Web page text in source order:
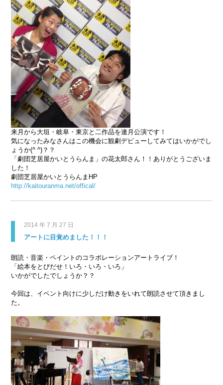
来月から大垣・岐阜・東京と二作品を連月公演です！
気になったみなさんはこの機会に観劇デビューしてみてはいかがでし
ょうか(^ ^)？？
「劇団芝居屋かいとうらんま」の花太郎さん！！ありがとうございま
した！
劇団芝居屋かいとうらんまHP
http://kaitouranma.net/offical/
2014 年 7 月 27 日
アートに目覚めました！！！
朗読・音楽・ペイントのコラボレーションアートライブ！
「絵本をとびだせ！いろ・いろ・いろ」
いかがでしたでしょうか？？
今回は、イベント向けに少しだけ動きをいれて朗読させて頂きまし
た。